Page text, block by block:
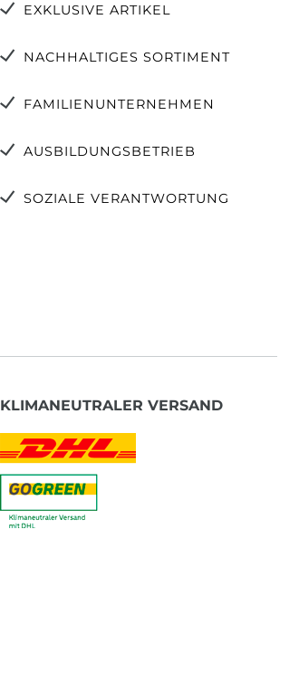
EXKLUSIVE ARTIKEL
NACHHALTIGES SORTIMENT
FAMILIENUNTERNEHMEN
AUSBILDUNGSBETRIEB
SOZIALE VERANTWORTUNG
KLIMANEUTRALER VERSAND